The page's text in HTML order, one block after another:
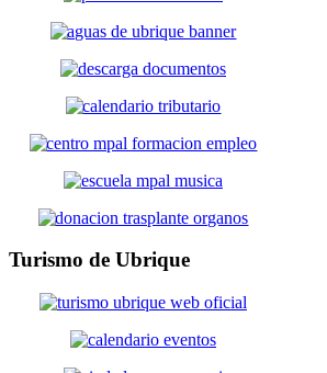
Turismo de Ubrique